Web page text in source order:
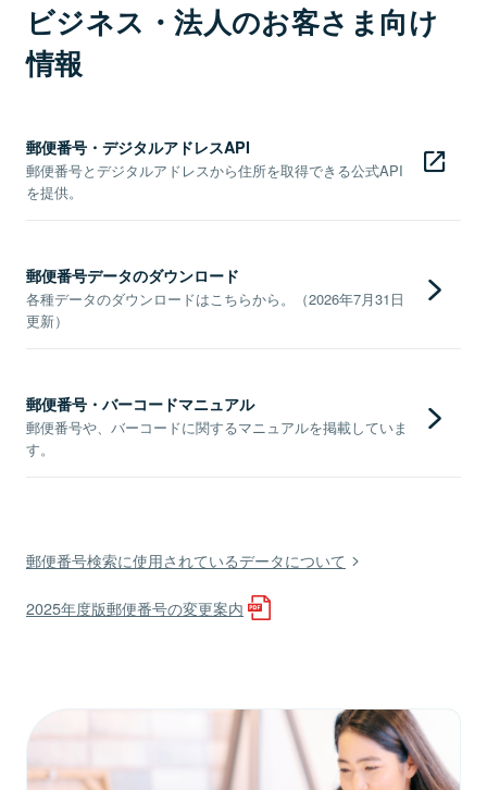
ビジネス・法人のお客さま向け
情報
郵便番号・デジタルアドレスAPI
郵便番号とデジタルアドレスから住所を取得できる公式API
を提供。
郵便番号データのダウンロード
各種データのダウンロードはこちらから。（2026年7月31日
更新）
郵便番号・バーコードマニュアル
郵便番号や、バーコードに関するマニュアルを掲載していま
す。
郵便番号検索に使用されているデータについて
2025年度版郵便番号の変更案内